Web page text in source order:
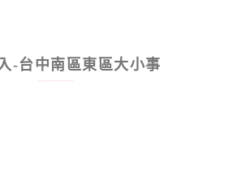
-台中南區東區大小事